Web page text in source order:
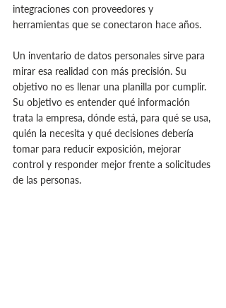
integraciones con proveedores y
herramientas que se conectaron hace años.
Un inventario de datos personales sirve para
mirar esa realidad con más precisión. Su
objetivo no es llenar una planilla por cumplir.
Su objetivo es entender qué información
trata la empresa, dónde está, para qué se usa,
quién la necesita y qué decisiones debería
tomar para reducir exposición, mejorar
control y responder mejor frente a solicitudes
de las personas.